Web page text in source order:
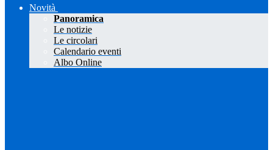
Novità
Panoramica
Le notizie
Le circolari
Calendario eventi
Albo Online